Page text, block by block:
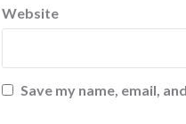
Website
Save my name, email,